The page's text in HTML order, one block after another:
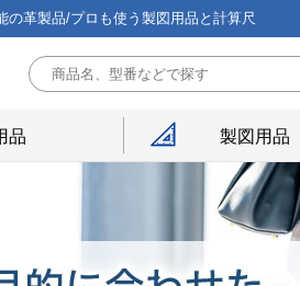
革製品/プロも使う製図用品と計算尺
品 製図用品